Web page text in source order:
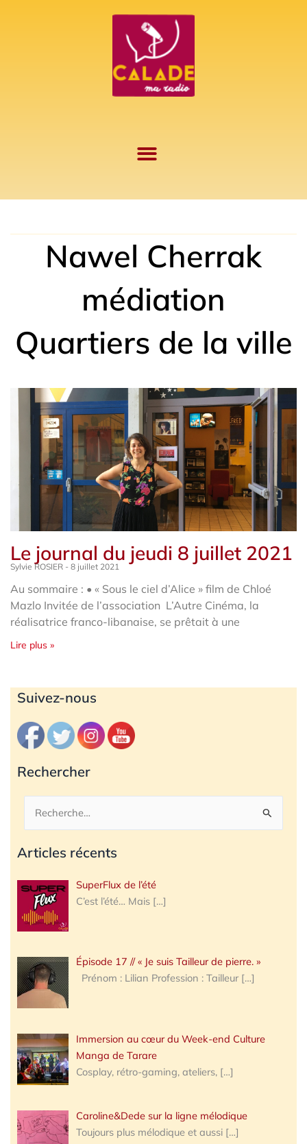
Nawel Cherrak
médiation
Quartiers de la ville
Le journal du jeudi 8 juillet 2021
Sylvie ROSIER 8 juillet 2021
Au sommaire : • « Sous le ciel d’Alice » film de Chloé
Mazlo Invitée de l’association L’Autre Cinéma, la
réalisatrice franco-libanaise, se prêtait à une
Lire plus »
Suivez-nous
Rechercher
Rechercher :
Articles récents
SuperFlux de l’été
C’est l’été… Mais […]
Épisode 17 // « Je suis Tailleur de pierre. »
Prénom : Lilian Profession : Tailleur […]
Immersion au cœur du Week-end Culture
Manga de Tarare
Cosplay, rétro-gaming, ateliers, […]
Caroline&Dede sur la ligne mélodique
Toujours plus mélodique et aussi […]
Archives